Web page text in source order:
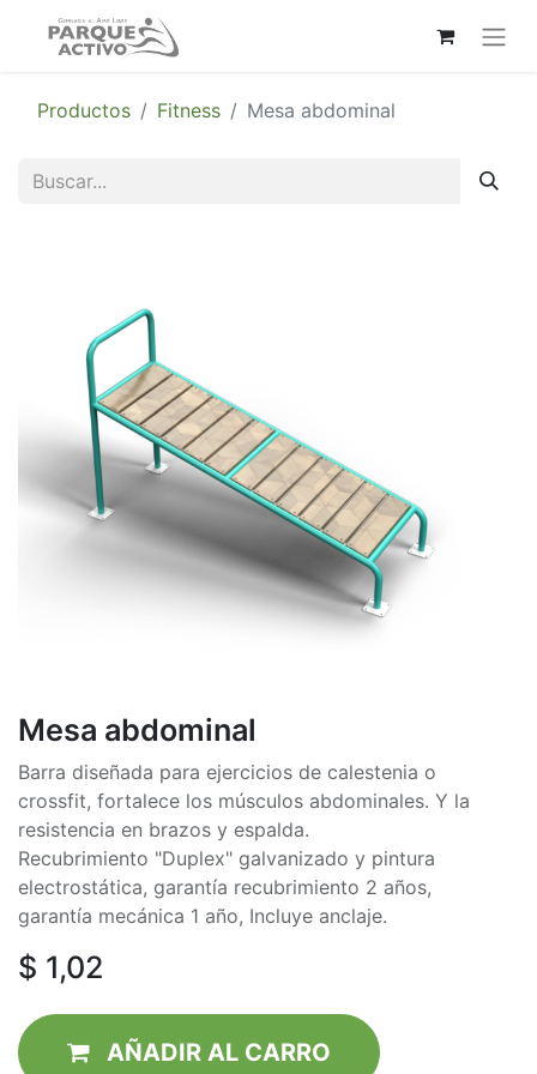
Productos Fitness Mesa abdominal
Mesa abdominal
Barra diseñada para ejercicios de calestenia o
crossfit, fortalece los músculos abdominales. Y la
resistencia en brazos y espalda.
Recubrimiento "Duplex" galvanizado y pintura
electrostática, garantía recubrimiento 2 años,
garantía mecánica 1 año, Incluye anclaje.
$ 1,02
AÑADIR AL CAR​RO